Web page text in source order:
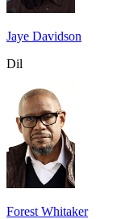
Jaye Davidson
Dil
Forest Whitaker